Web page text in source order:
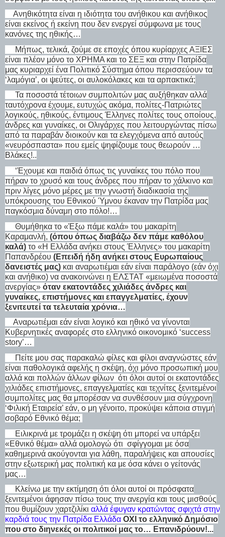
Ανηθικότητα είναι η ιδιότητα του ανήθικου και ανήθικος
είναι εκείνος ή εκείνη που δεν ενεργεί σύμφωνα με τους
κανόνες της ηθικής…
Μήπως, τελικά, ζούμε σε εποχές όπου κυρίαρχες ΑΞΙΕΣ
είναι πλέον μόνο το ΧΡΗΜΑ και το ΣΕΞ και στην Πατρίδα
μας κυριαρχεί ένα Πολιτικό Σύστημα όπου περισσεύουν τα
‘λαμόγια’, οι ψεύτες, οι αυλοκόλακες και τα αρπακτικά;
Τα ποσοστά τέτοιων συμπολιτών μας αυξήθηκαν αλλά
ταυτόχρονα έχουμε, ευτυχώς ακόμα, πολίτες-Πατριώτες
λογικούς, ηθικούς, έντιμους Έλληνες πολίτες τους οποίους,
άνδρες και γυναίκες, οι Ολιγάρχες που λειτουργώντας πίσω
από τα παραβάν διοικούν και τα ελεγχόμενα από αυτούς
«νευρόσπαστα» που εμείς ψηφίζουμε τους θεωρούν …
Βλάκες!..
‘Έχουμε και παιδιά όπως τις γυναίκες του πόλο που
πήραν το χρυσό και τους άνδρες που πήραν το χάλκινο και
πριν λίγες μόνο μέρες με την γνωστή διαδικασία της
υπόκρουσης του Εθνικού Ύμνου έκαναν την Πατρίδα μας
παγκόσμια δύναμη στο πόλο!…
Θυμήθηκα το «Έξω πάμε καλά» του μακαρίτη
Καραμανλή, (όπου όπως διαβάζω δεν πάμε καθόλου
καλά) το «Η Ελλάδα ανήκει στους Έλληνες» του μακαρίτη
Παπανδρέου (Επειδή ήδη ανήκει στους Ευρωπαίους
δανειστές μας) και αναρωτιέμαι εάν είναι παράλογο (εάν όχι
και ανήθικο) να ανακοινώνει η ΕΛΣΤΑΤ «μειωμένα ποσοστά
ανεργίας» όταν εκατοντάδες χιλιάδες άνδρες και
γυναίκες, επιστήμονες και επαγγελματίες, έχουν
ξενιτευτεί τα τελευταία χρόνια…
Αναρωτιέμαι εάν είναι λογικό και ηθικό να γίνονται
Κυβερνητικές αναφορές στο ελληνικό οικονομικό ‘success
story’…
Πείτε μου σας παρακαλώ φίλες και φίλοι αναγνώστες εάν
είναι παθολογικά αφελής η σκέψη, όχι μόνο προσωπική μου
αλλά και πολλών άλλων φίλων ότι όλοι αυτοί οι εκατοντάδες
χιλιάδες επιστήμονες, επαγγελματίες και τεχνίτες ξενιτεμένοι
συμπολίτες μας θα μπορέσαν να συνθέσουν μια σύγχρονη
‘Φιλική Εταιρεία’ εάν, ο μη γένοιτο, προκύψει κάποια στιγμή
σοβαρό Εθνικό θέμα;
Ειλικρινά με τρομάζει η σκέψη ότι μπορεί να υπάρξει
«Εθνικό θέμα» αλλά ομολογώ ότι σφίγγομαι με όσα
καθημερινά ακούγονται για λάθη, παραλήψεις και απουσίες
στην εξωτερική μας πολιτική κα με όσα κάνει ο γείτονάς
μας…
Κλείνω με την εκτίμηση ότι όλοι αυτοί οι πρόσφατα
ξενιτεμένοι άφησαν πίσω τους την ανεργία και τους μισθούς
που θυμίζουν χαρτζιλίκι αλλά έφυγαν κρατώντας σφιχτά στην
καρδιά τους την Πατρίδα Ελλάδα ΟΧΙ το ελληνικό Δημόσιο
που στο διηνεκές οι πολιτικοί μας το… Επανιδρύουν!...